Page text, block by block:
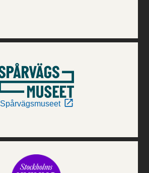
Spårvägsmuseet